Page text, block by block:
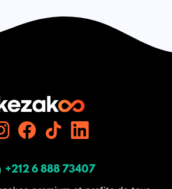
+212 6 888 73407